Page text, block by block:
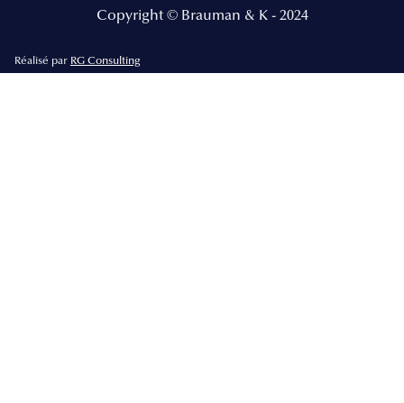
Copyright © Brauman & K - 2024
Réalisé par RG Consulting